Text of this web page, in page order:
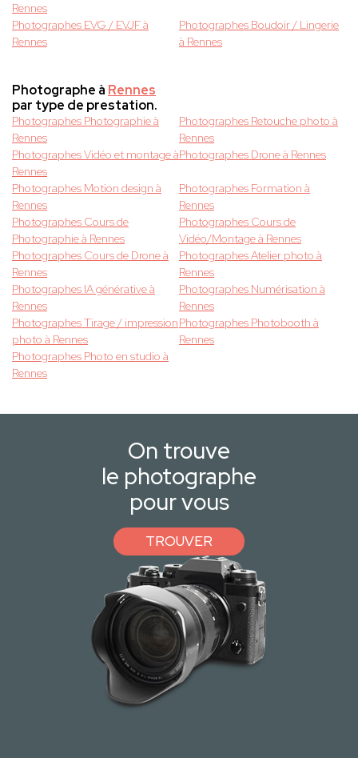
Rennes
Photographes EVG / EVJF à
Rennes
Photographes Boudoir / Lingerie
à Rennes
Photographe à Rennes
par type de prestation.
Photographes Photographie à
Rennes
Photographes Retouche photo à
Rennes
Photographes Vidéo et montage à
Rennes
Photographes Drone à Rennes
Photographes Motion design à
Rennes
Photographes Formation à
Rennes
Photographes Cours de
Photographie à Rennes
Photographes Cours de
Vidéo/Montage à Rennes
Photographes Cours de Drone à
Rennes
Photographes Atelier photo à
Rennes
Photographes IA générative à
Rennes
Photographes Numérisation à
Rennes
Photographes Tirage / impression
photo à Rennes
Photographes Photobooth à
Rennes
Photographes Photo en studio à
Rennes
On trouve
le photographe
pour vous
TROUVER